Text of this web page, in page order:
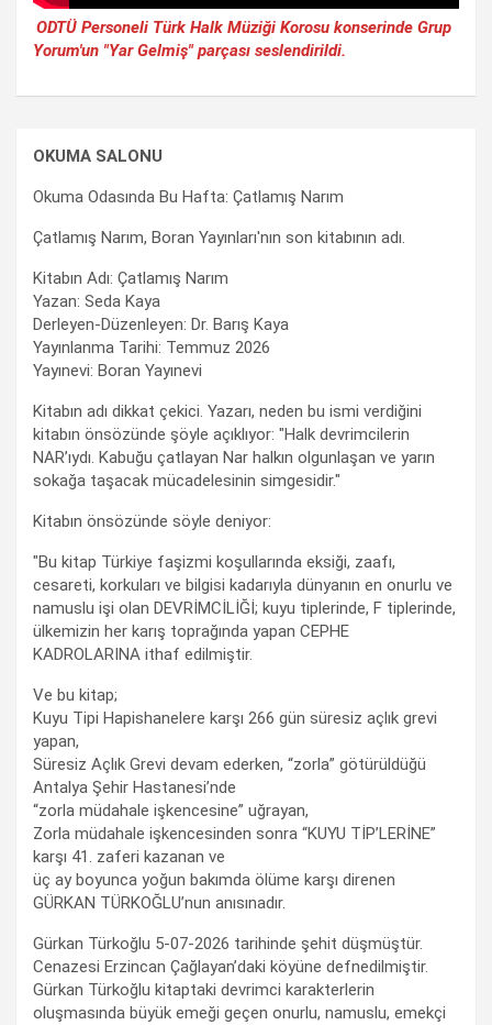
ODTÜ Personeli Türk Halk Müziği Korosu konserinde Grup
Yorum'un "Yar Gelmiş" parçası seslendirildi.
OKUMA SALONU
Okuma Odasında Bu Hafta: Çatlamış Narım
Çatlamış Narım, Boran Yayınları'nın son kitabının adı.
Kitabın Adı: Çatlamış Narım
Yazan: Seda Kaya
Derleyen-Düzenleyen: Dr. Barış Kaya
Yayınlanma Tarihi: Temmuz 2026
Yayınevi: Boran Yayınevi
Kitabın adı dikkat çekici. Yazarı, neden bu ismi verdiğini
kitabın önsözünde şöyle açıklıyor: "Halk devrimcilerin
NAR’ıydı. Kabuğu çatlayan Nar halkın olgunlaşan ve yarın
sokağa taşacak mücadelesinin simgesidir."
Kitabın önsözünde söyle deniyor:
"Bu kitap Türkiye faşizmi koşullarında eksiği, zaafı,
cesareti, korkuları ve bilgisi kadarıyla dünyanın en onurlu ve
namuslu işi olan DEVRİMCİLİĞİ; kuyu tiplerinde, F tiplerinde,
ülkemizin her karış toprağında yapan CEPHE
KADROLARINA ithaf edilmiştir.
Ve bu kitap;
Kuyu Tipi Hapishanelere karşı 266 gün süresiz açlık grevi
yapan,
Süresiz Açlık Grevi devam ederken, “zorla” götürüldüğü
Antalya Şehir Hastanesi’nde
“zorla müdahale işkencesine” uğrayan,
Zorla müdahale işkencesinden sonra “KUYU TİP’LERİNE”
karşı 41. zaferi kazanan ve
üç ay boyunca yoğun bakımda ölüme karşı direnen
GÜRKAN TÜRKOĞLU’nun anısınadır.
Gürkan Türkoğlu 5-07-2026 tarihinde şehit düşmüştür.
Cenazesi Erzincan Çağlayan’daki köyüne defnedilmiştir.
Gürkan Türkoğlu kitaptaki devrimci karakterlerin
oluşmasında büyük emeği geçen onurlu, namuslu, emekçi